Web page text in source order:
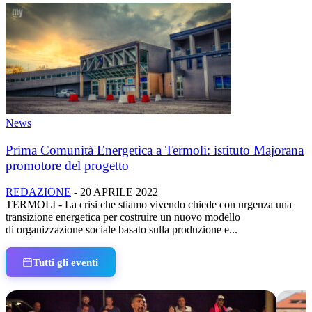
News
Prima Comunità Energetica a Termoli: istituto Majorana
promotore del progetto
REDAZIONE - 20 APRILE 2022
TERMOLI - La crisi che stiamo vivendo chiede con urgenza una
transizione energetica per costruire un nuovo modello
di organizzazione sociale basato sulla produzione e...
Tutti gli eventi